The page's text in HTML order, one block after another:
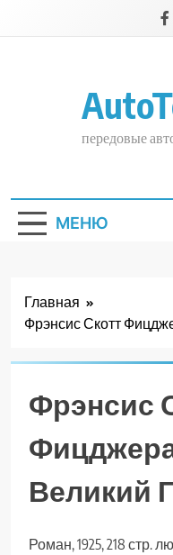
передовые
МЕНЮ
Главная
Фрэнсис Скотт
Фрэнсис
Великий
Роман, 1925, 218 стр.